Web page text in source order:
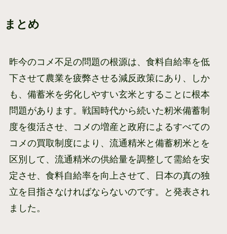
まとめ
昨今のコメ不足の問題の根源は、食料自給率を低
下させて農業を疲弊させる減反政策にあり、しか
も、備蓄米を劣化しやすい玄米とすることに根本
問題があります。戦国時代から続いた籾米備蓄制
度を復活させ、コメの増産と政府によるすべての
コメの買取制度により、流通精米と備蓄籾米とを
区別して、流通精米の供給量を調整して需給を安
定させ、食料自給率を向上させて、日本の真の独
立を目指さなければならないのです。と発表され
ました。